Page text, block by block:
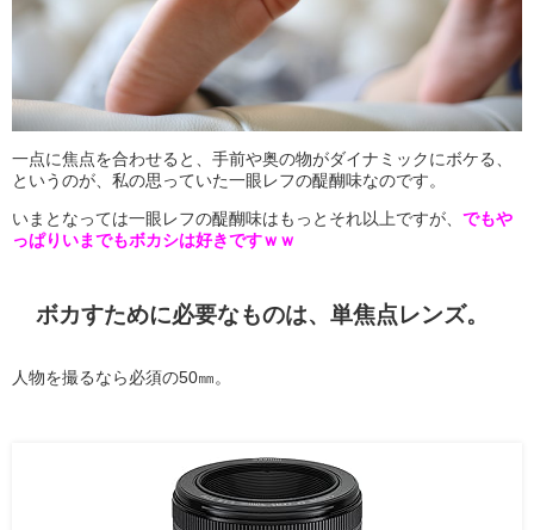
一点に焦点を合わせると、手前や奥の物がダイナミックにボケる、
というのが、私の思っていた一眼レフの醍醐味なのです。
いまとなっては一眼レフの醍醐味はもっとそれ以上ですが、 でもや
っぱりいまでもボカシは好きですｗｗ
ボカすために必要なものは、単焦点レンズ。
人物を撮るなら必須の50㎜。